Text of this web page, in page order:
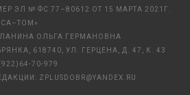
ЭЛ № ФС 77–80612 ОТ 15 МАРТА 2021Г.
ОЛЬГА ГЕРМАНОВНА
618740, УЛ. ГЕРЦЕНА, Д. 47, К. 43
70-979
ZPLUSDOBR@YANDEX.RU